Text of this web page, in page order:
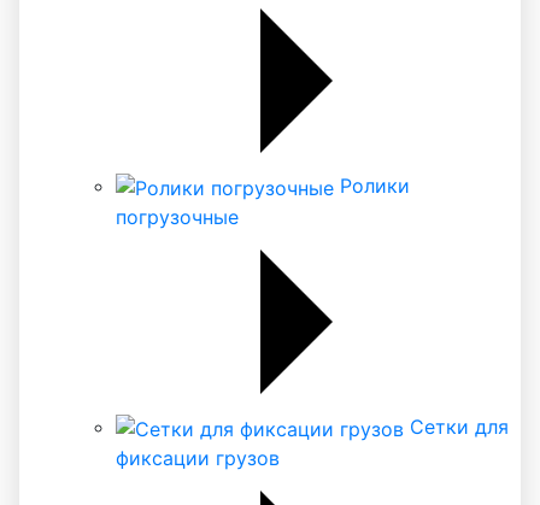
Ролики
погрузочные
Сетки для
фиксации грузов